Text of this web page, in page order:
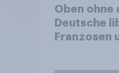
Oben ohne
Deutsche
Franzosen